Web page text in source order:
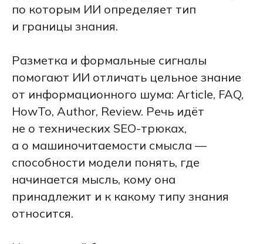
по которым ИИ определяет тип
и границы знания.
Разметка и формальные сигналы
помогают ИИ отличать цельное знание
от информационного шума: Article, FAQ,
HowTo, Author, Review. Речь идёт
не о технических SEO-трюках,
а о машиночитаемости смысла —
способности модели понять, где
начинается мысль, кому она
принадлежит и к какому типу знания
относится.